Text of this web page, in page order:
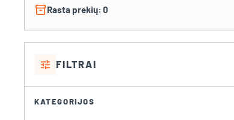
inventory_2Rasta prekių: 0
tune FILTRAI
KATEGORIJOS